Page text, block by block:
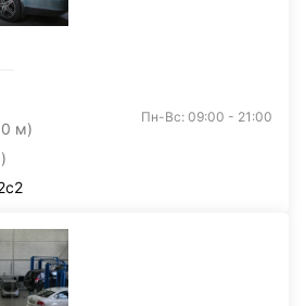
м)
Пн-Вс: 09:00 - 21:00